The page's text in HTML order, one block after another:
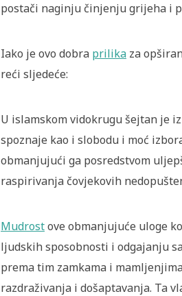
postači naginju činjenju grijeha i
Iako je ovo dobra prilika za
reći sljedeće:
U islamskom vidokrugu šejtan je
spoznaje kao i slobodu i moć
obmanjujući ga posredstvom
raspirivanja čovjekovih
Mudrostove obmanjujuće uloge
ljudskih sposobnosti i odgajanju
prema tim zamkama i
razdraživanja i došaptavanja. Ta